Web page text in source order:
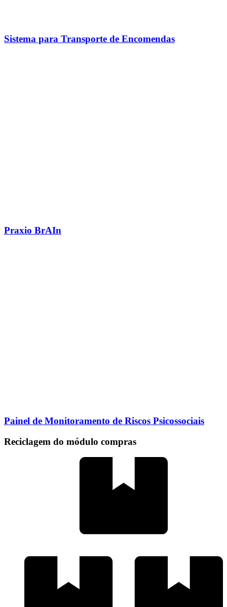
Sistema para Transporte de Encomendas
Praxio BrAIn
Painel de Monitoramento de Riscos Psicossociais
Reciclagem do módulo compras